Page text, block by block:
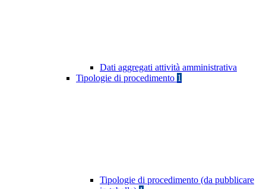
Dati aggregati attività amministrativa
Tipologie di procedimento 1
Tipologie di procedimento (da pubblicare